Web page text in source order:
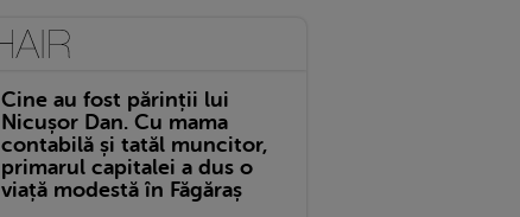
Cine au fost părinții lui
Nicușor Dan. Cu mama
contabilă și tatăl muncitor,
primarul capitalei a dus o
viață modestă în Făgăraș